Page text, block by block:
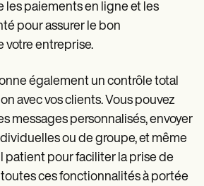
les paiements en ligne et les
pour assurer le bon
entreprise.
également un contrôle total
avec vos clients. Vous pouvez
messages personnalisés, envoyer
ou de groupe, et même
patient pour faciliter la prise de
ces fonctionnalités à portée